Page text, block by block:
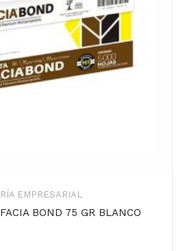
EMPRESARIAL
BOND 75 GR BLANCO